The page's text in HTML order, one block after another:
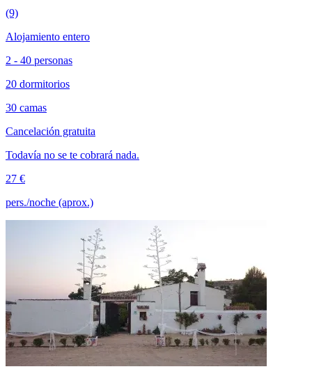
(9)
Alojamiento entero
2 - 40 personas
20 dormitorios
30 camas
Cancelación gratuita
Todavía no se te cobrará nada.
27 €
pers./noche (aprox.)